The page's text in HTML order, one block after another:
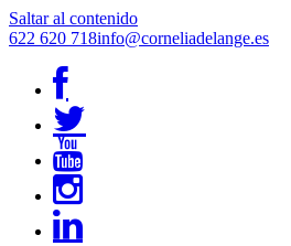
Saltar al contenido
622 620 718info@corneliadelange.es